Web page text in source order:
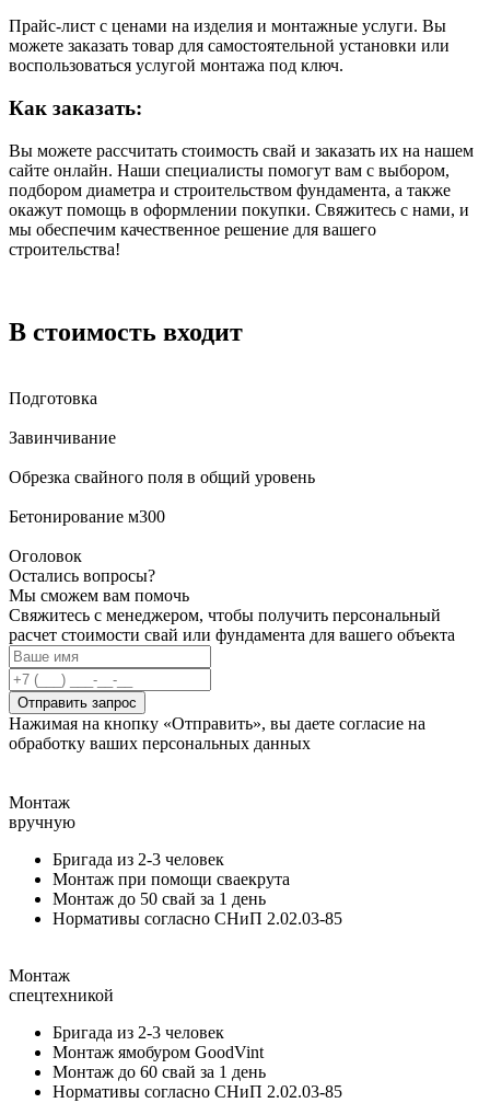
Прайс-лист с ценами на изделия и монтажные услуги. Вы
можете заказать товар для самостоятельной установки или
воспользоваться услугой монтажа под ключ.
Как заказать:
Вы можете рассчитать стоимость свай и заказать их на нашем
сайте онлайн. Наши специалисты помогут вам с выбором,
подбором диаметра и строительством фундамента, а также
окажут помощь в оформлении покупки. Свяжитесь с нами, и
мы обеспечим качественное решение для вашего
строительства!
В стоимость входит
Подготовка
Завинчивание
Обрезка свайного поля в общий уровень
Бетонирование м300
Оголовок
Остались вопросы?
Мы сможем вам помочь
Свяжитесь с менеджером, чтобы получить персональный
расчет стоимости свай или фундамента для вашего объекта
Отправить запрос
Нажимая на кнопку «Отправить», вы даете согласие на
обработку ваших персональных данных
Монтаж
вручную
Бригада из 2-3 человек
Монтаж при помощи сваекрута
Монтаж до 50 свай за 1 день
Нормативы согласно СНиП 2.02.03-85
Монтаж
спецтехникой
Бригада из 2-3 человек
Монтаж ямобуром GoodVint
Монтаж до 60 свай за 1 день
Нормативы согласно СНиП 2.02.03-85